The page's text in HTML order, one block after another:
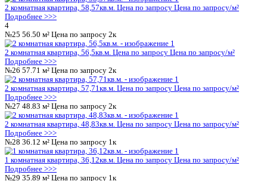
Квартиры в Позиция 1
Студии 1-комнатные 2-комнатные
3-комнатные
комнатные
Более 4 комнат
Показать результаты Сбросить